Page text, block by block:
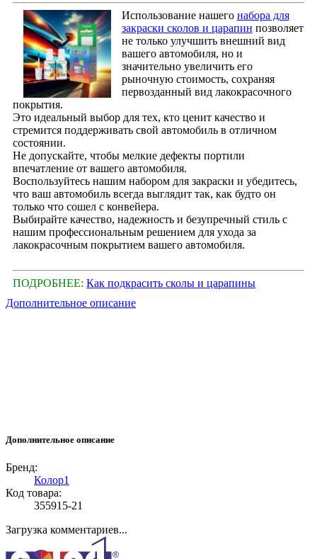
Использование нашего набора для
закраски сколов и царапин позволяет
не только улучшить внешний вид
вашего автомобиля, но и
значительно увеличить его
рыночную стоимость, сохраняя
первозданный вид лакокрасочного
покрытия.
Это идеальный выбор для тех, кто ценит качество и
стремится поддерживать свой автомобиль в отличном
состоянии.
Не допускайте, чтобы мелкие дефекты портили
впечатление от вашего автомобиля.
Воспользуйтесь нашим набором для закраски и убедитесь,
что ваш автомобиль всегда выглядит так, как будто он
только что сошел с конвейера.
Выбирайте качество, надежность и безупречный стиль с
нашим профессиональным решением для ухода за
лакокрасочным покрытием вашего автомобиля.
ПОДРОБНЕЕ: Как подкрасить сколы и царапины
Дополнительное описание
Дополнительное описание
Бренд:
Колор1
Код товара:
355915-21
Загрузка комментариев...